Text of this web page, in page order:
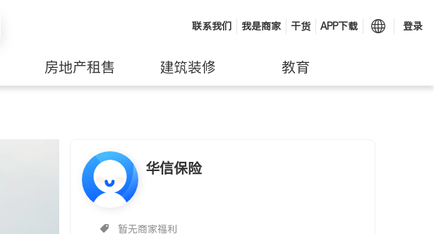
联系我们 我是商家 干货 APP下载 登录
房地产租售 建筑装修 教育
华信保险
暂无商家福利